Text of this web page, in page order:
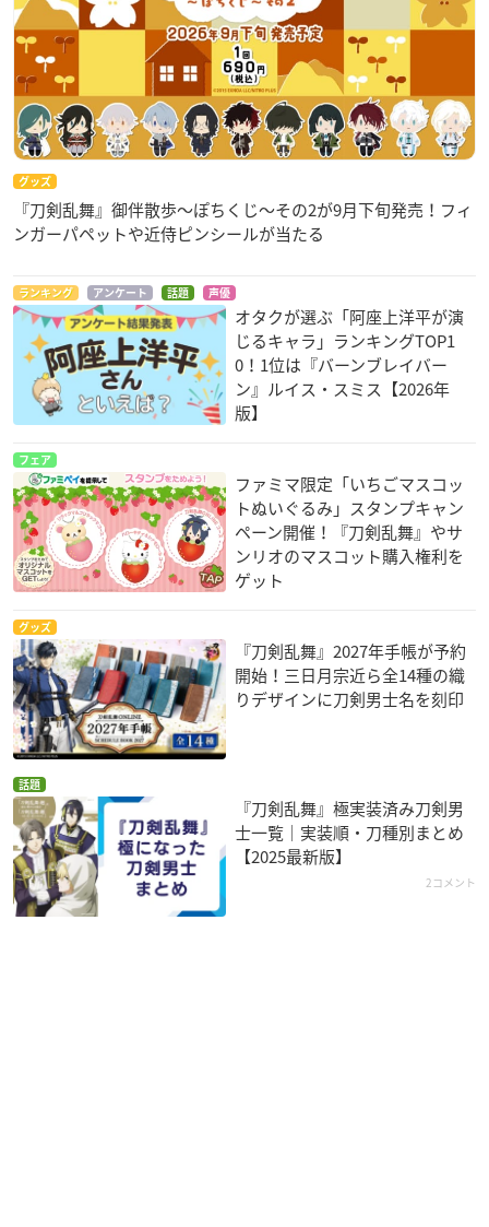
グッズ
『刀剣乱舞』御伴散歩～ぽちくじ～その2が9月下旬発売！フィ
ンガーパペットや近侍ピンシールが当たる
ランキング アンケート 話題 声優
オタクが選ぶ「阿座上洋平が演
じるキャラ」ランキングTOP1
0！1位は『バーンブレイバー
ン』ルイス・スミス【2026年
版】
フェア
ファミマ限定「いちごマスコッ
トぬいぐるみ」スタンプキャン
ペーン開催！『刀剣乱舞』やサ
ンリオのマスコット購入権利を
ゲット
グッズ
『刀剣乱舞』2027年手帳が予約
開始！三日月宗近ら全14種の織
りデザインに刀剣男士名を刻印
話題
『刀剣乱舞』極実装済み刀剣男
士一覧｜実装順・刀種別まとめ
【2025最新版】
2コメント